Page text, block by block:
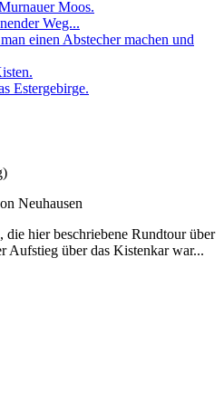
Neuhausen
die hier beschriebene Rundtour über
Aufstieg über das Kistenkar war...